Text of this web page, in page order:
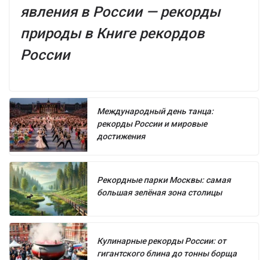
явления в России — рекорды
природы в Книге рекордов
России
Международный день танца:
рекорды России и мировые
достижения
Рекордные парки Москвы: самая
большая зелёная зона столицы
Кулинарные рекорды России: от
гигантского блина до тонны борща